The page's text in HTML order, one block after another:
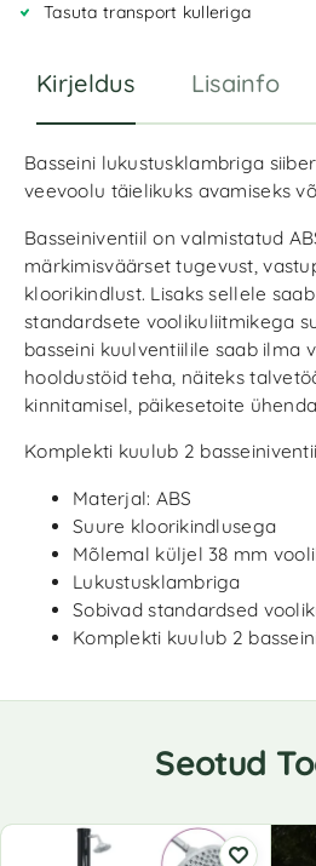
Tasuta transport kulleriga
Kirjeldus Lisainfo
Basseini lukustusklambriga
veevoolu täielikuks avamiseks
Basseiniventiil on valmistatud
märkimisväärset tugevust,
kloorikindlust. Lisaks sellele
standardsete voolikuliitmikega
basseini kuulventiilile saab ilma
hooldustöid teha, näiteks
kinnitamisel, päikesetoite
Komplekti kuulub 2
Materjal: ABS
Suure kloorikindlusega
Mõlemal küljel 38 mm
Lukustusklambriga
Sobivad standardsed
Komplekti kuulub 2
Seotud